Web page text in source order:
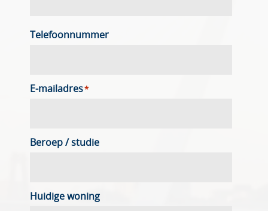
Telefoonnummer
E-mailadres*
Beroep / studie
Huidige woning